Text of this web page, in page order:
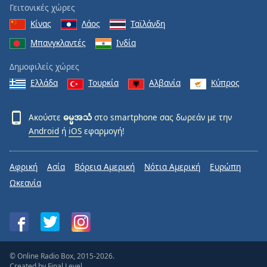
Γειτονικές χώρες
Κίνας
Λάος
Ταϊλάνδη
Μπανγκλαντές
Ινδία
Δημοφιλείς χώρες
Ελλάδα
Τουρκία Αλβανία Κύπρος
Ακούστε ဓမ္မအသံ στο smartphone σας δωρεάν με την
Android ή iOS εφαρμογή!
Αφρική Ασία Βόρεια Αμερική Νότια Αμερική
Ευρώπη
Ωκεανία
© Online Radio Box, 2015-2026.